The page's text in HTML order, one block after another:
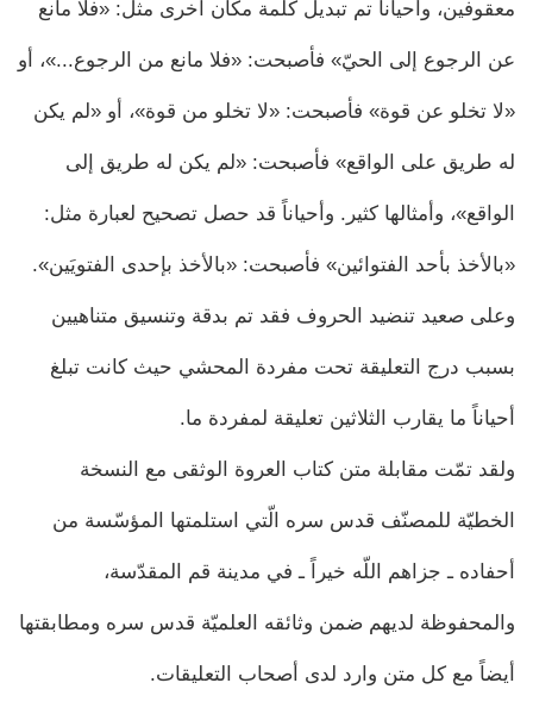
معقوفين، وأحياناً تم تبديل كلمة مكان اُخرى مثل: «فلا مانع
عن الرجوع إلى الحيّ» فأصبحت: «فلا مانع من الرجوع...»، أو
«لا تخلو عن قوة» فأصبحت: «لا تخلو من قوة»، أو «لم يكن
له طريق على الواقع» فأصبحت: «لم يكن له طريق إلى
الواقع»، وأمثالها كثير. وأحياناً قد حصل تصحيح لعبارة مثل:
«بالأخذ بأحد الفتوائين» فأصبحت: «بالأخذ بإحدى الفتويَين».
وعلى صعيد تنضيد الحروف فقد تم بدقة وتنسيق متناهيين
بسبب درج التعليقة تحت مفردة المحشي حيث كانت تبلغ
أحياناً ما يقارب الثلاثين تعليقة لمفردة ما.
ولقد تمّت مقابلة متن كتاب العروة الوثقى مع النسخة
الخطيّة للمصنّف قدس ‏سره الّتي استلمتها المؤسّسة من
أحفاده ـ جزاهم اللّه‏ خيراً ـ في مدينة قم المقدّسة،
والمحفوظة لديهم ضمن وثائقه العلميّة قدس ‏سره ومطابقتها
أيضاً مع كل متن وارد لدى أصحاب التعليقات.